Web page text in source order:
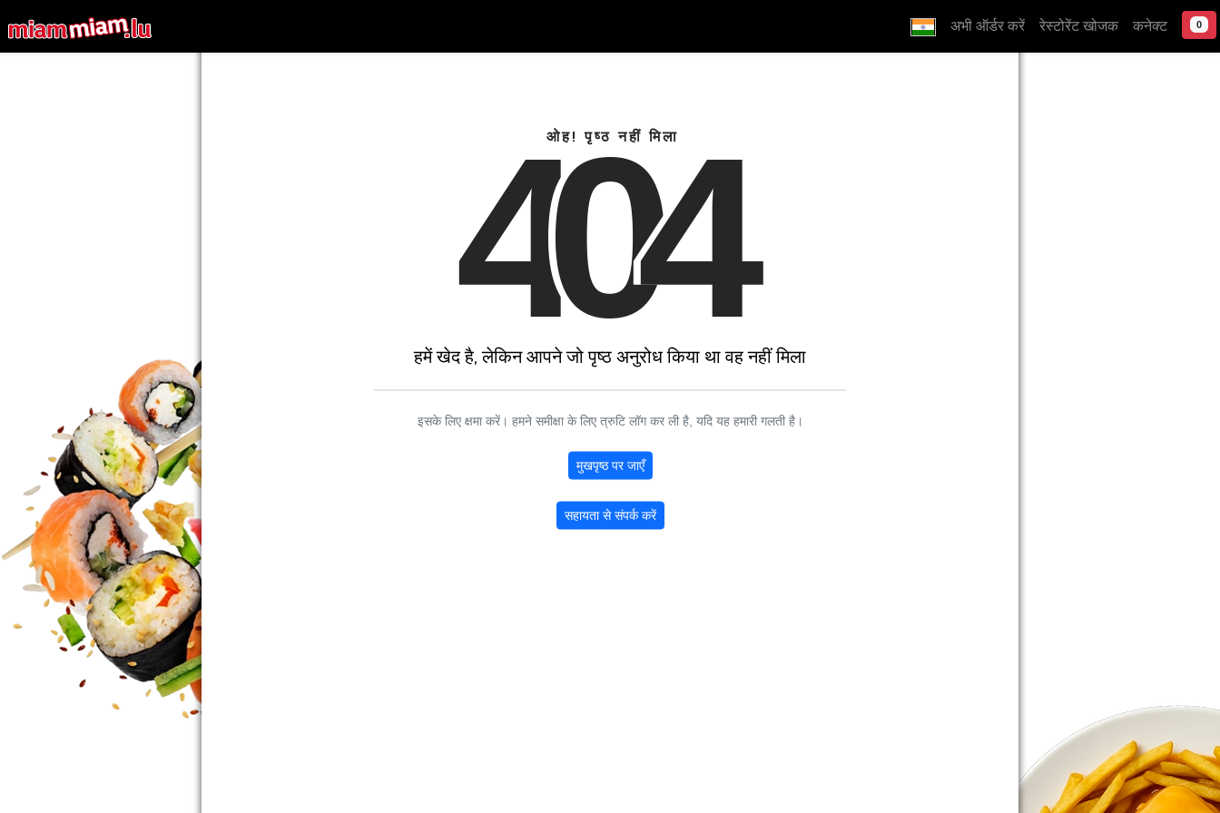
अभी ऑर्डर करें रेस्टोरेंट खोजक कनेक्ट 0
ओह! पृष्ठ नहीं मिला
404
हमें खेद है, लेकिन आपने जो पृष्ठ अनुरोध किया था वह नहीं मिला
इसके लिए क्षमा करें। हमने समीक्षा के लिए त्रुटि लॉग कर ली है, यदि यह हमारी गलती है।
मुखपृष्ठ पर जाएँ
सहायता से संपर्क करें